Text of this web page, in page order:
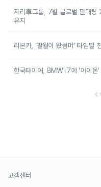
지리車그룹, 7월 글로벌 판매량
유지
리본카, ‘팔월이 왔썸머’ 타임딜
한국타이어, BMW i7에 '아이온
고객센터